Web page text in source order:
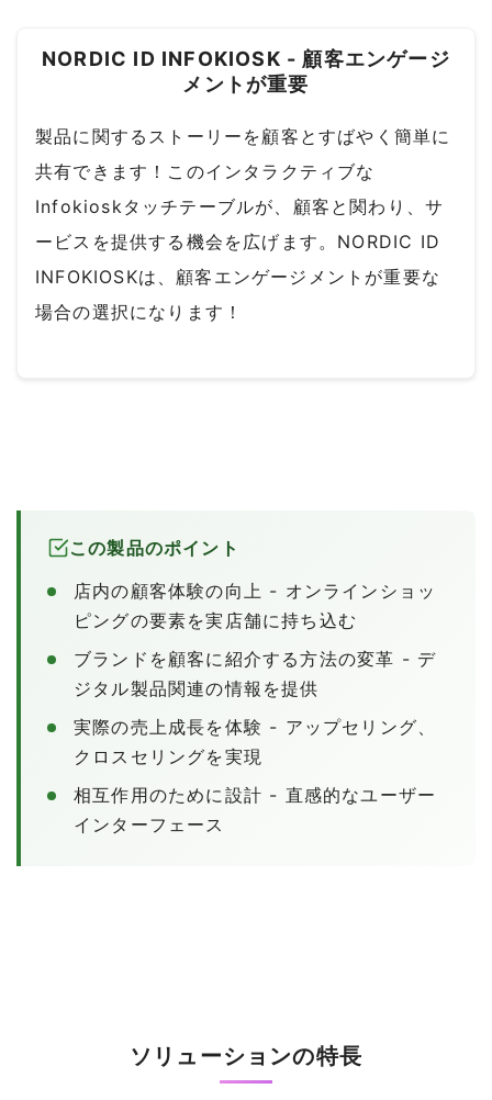
NORDIC ID INFOKIOSK - 顧客エンゲージ
メントが重要
製品に関するストーリーを顧客とすばやく簡単に
共有できます！このインタラクティブな
Infokioskタッチテーブルが、顧客と関わり、サ
ービスを提供する機会を広げます。NORDIC ID
INFOKIOSKは、顧客エンゲージメントが重要な
場合の選択になります！
この製品のポイント
店内の顧客体験の向上 - オンラインショッ
ピングの要素を実店舗に持ち込む
ブランドを顧客に紹介する方法の変革 - デ
ジタル製品関連の情報を提供
実際の売上成長を体験 - アップセリング、
クロスセリングを実現
相互作用のために設計 - 直感的なユーザー
インターフェース
ソリューションの特長